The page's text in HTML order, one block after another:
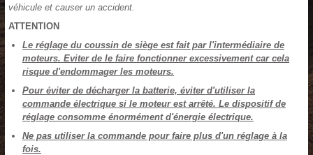
véhicule et causer un accident.
ATTENTION
Le réglage du coussin de siège est fait par l'intermédiaire de
moteurs. Eviter de le faire fonctionner excessivement car cela
risque d'endommager les moteurs.
Pour éviter de décharger la batterie, éviter d'utiliser la
commande électrique si le moteur est arrêté. Le dispositif de
réglage consomme énormément d'énergie électrique.
Ne pas utiliser la commande pour faire plus d'un réglage à la
fois.